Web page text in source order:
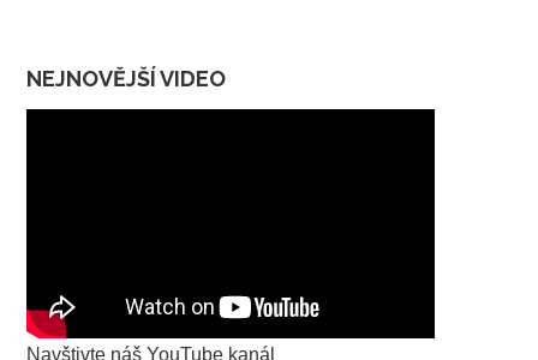
NEJNOVĚJŠÍ VIDEO
Navštivte náš YouTube kanál